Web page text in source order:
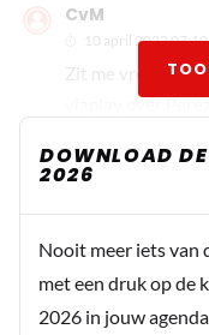
CvM
10 april 2022 07:10
Zit me vreselijk
viaplay over
ongelukkig met
de timing voor de
hij in de loop van
gedaan Perez.
DOWNLOAD
2026
Nooit meer iets van
met een druk op de
2026 in jouw